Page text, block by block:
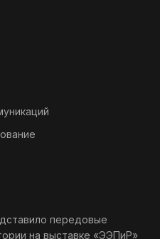
передовые
на выставке «ЭЭПиР»